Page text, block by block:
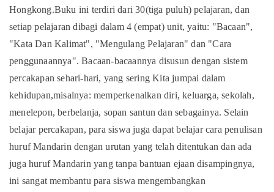
Hongkong.Buku ini terdiri dari 30(tiga puluh) pelajaran, dan
setiap pelajaran dibagi dalam 4 (empat) unit, yaitu: "Bacaan",
"Kata Dan Kalimat", "Mengulang Pelajaran" dan "Cara
penggunaannya". Bacaan-bacaannya disusun dengan sistem
percakapan sehari-hari, yang sering Kita jumpai dalam
kehidupan,misalnya: memperkenalkan diri, keluarga, sekolah,
menelepon, berbelanja, sopan santun dan sebagainya. Selain
belajar percakapan, para siswa juga dapat belajar cara penulisan
huruf Mandarin dengan urutan yang telah ditentukan dan ada
juga huruf Mandarin yang tanpa bantuan ejaan disampingnya,
ini sangat membantu para siswa mengembangkan